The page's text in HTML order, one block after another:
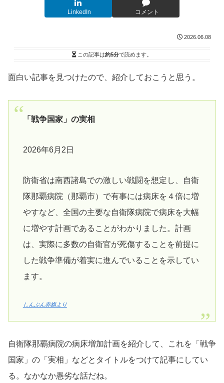
LinkedIn コメント
2026.06.08
この記事は約5分で読めます。
面白い記事を見つけたので、紹介しておこうと思う。
「戦争国家」の実相
2026年6月2日
防衛省は南西諸島での激しい戦闘を想定し、自衛
隊那覇病院（那覇市）で有事には病床を４倍に増
やすなど、全国の主要な自衛隊病院で病床を大幅
に増やす計画であることがわかりました。計画
は、実際に多数の自衛官が死傷することを前提に
した戦争準備が着実に進んでいることを示してい
ます。
しんぶん赤旗より
自衛隊那覇病院の病床増加計画を紹介して、これを「戦争
国家」の「実相」などとタイトルをつけて記事にしてい
る。なかなか愚劣な話だね。